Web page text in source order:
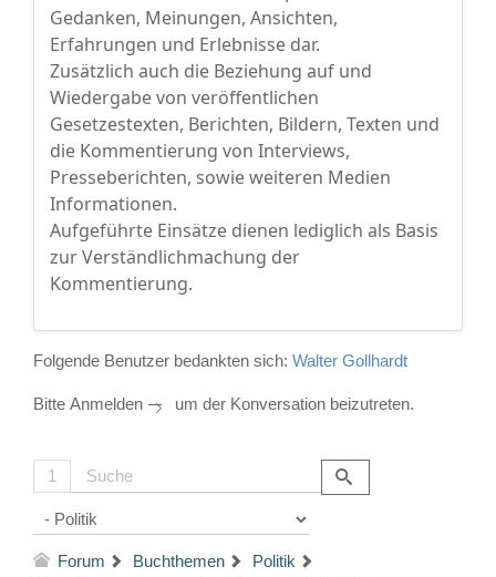
Gedanken, Meinungen, Ansichten,
Erfahrungen und Erlebnisse dar.
Zusätzlich auch die Beziehung auf und
Wiedergabe von veröffentlichen
Gesetzestexten, Berichten, Bildern, Texten und
die Kommentierung von Interviews,
Presseberichten, sowie weiteren Medien
Informationen.
Aufgeführte Einsätze dienen lediglich als Basis
zur Verständlichmachung der
Kommentierung.
Folgende Benutzer bedankten sich: Walter Gollhardt
Bitte Anmelden um der Konversation beizutreten.
1
Forum Buchthemen
Politik